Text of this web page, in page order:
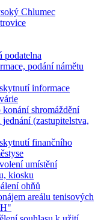
Chlumec
podatelna
podání námětu
informace
shromáždění
(zastupitelstva,
finančního
umístění
kiosku
ohňů
areálu tenisových